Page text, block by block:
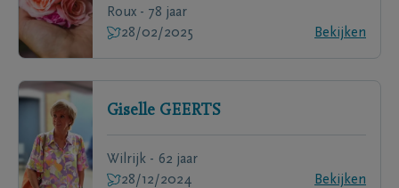
Roux - 78 jaar
28/02/2025
Bekijken
Giselle GEERTS
Wilrijk - 62 jaar
28/12/2024
Bekijken